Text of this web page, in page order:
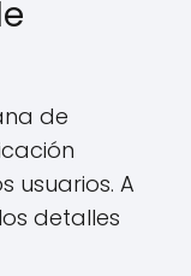
de
usuarios. A
detalles